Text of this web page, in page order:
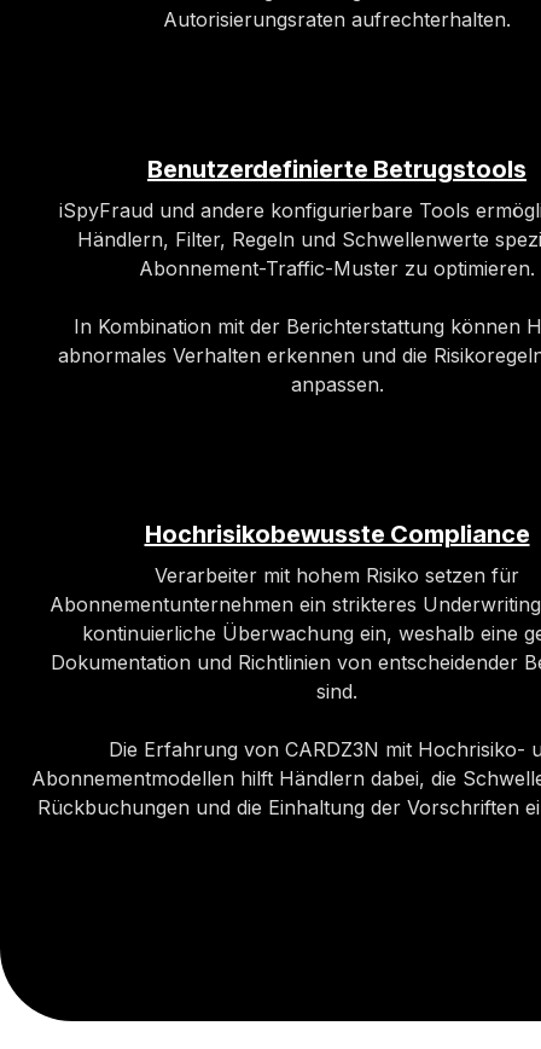
Autorisierungsraten aufrechterhalten.
Benutzerdefinierte Betrugstools
iSpyFraud und andere konfigurierbare Tools
Händlern, Filter, Regeln und Schwellenwerte
Abonnement-Traffic-Muster zu optimieren.
In Kombination mit der Berichterstattung können
abnormales Verhalten erkennen und die
anpassen.
Hochrisikobewusste Compliance
Verarbeiter mit hohem Risiko setzen für
Abonnementunternehmen ein strikteres
kontinuierliche Überwachung ein, weshalb eine
Dokumentation und Richtlinien von entscheidender
sind.
Die Erfahrung von CARDZ3N mit Hochrisiko-
Abonnementmodellen hilft Händlern dabei, die
Rückbuchungen und die Einhaltung der Vorschriften